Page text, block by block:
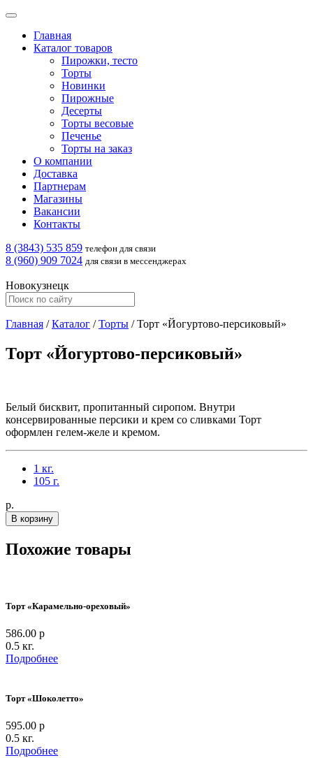
Главная
Каталог товаров
Пирожки, тесто
Торты
Новинки
Пирожные
Десерты
Торты весовые
Печенье
Торты на заказ
О компании
Доставка
Партнерам
Магазины
Вакансии
Контакты
8 (3843) 535 859 телефон для связи
8 (960) 909 7024 для связи в мессенджерах
Новокузнецк
Главная /Каталог /Торты /Торт «Йогуртово-персиковый»
Торт «Йогуртово-персиковый»
Белый бисквит, пропитанный сиропом. Внутри
консервированные персики и крем со сливками Торт
оформлен гелем-желе и кремом.
1 кг.
105 г.
p.
В корзину
Похожие товары
Торт «Карамельно-ореховый»
586.00 р
0.5 кг.
Подробнее
Торт «Шоколетто»
595.00 р
0.5 кг.
Подробнее